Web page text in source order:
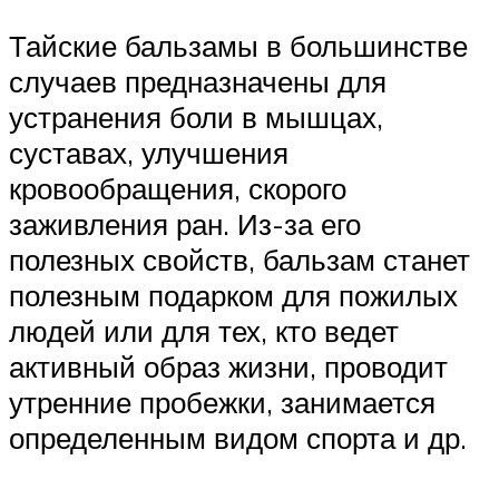
Тайские бальзамы в большинстве
случаев предназначены для
устранения боли в мышцах,
суставах, улучшения
кровообращения, скорого
заживления ран. Из-за его
полезных свойств, бальзам станет
полезным подарком для пожилых
людей или для тех, кто ведет
активный образ жизни, проводит
утренние пробежки, занимается
определенным видом спорта и др.